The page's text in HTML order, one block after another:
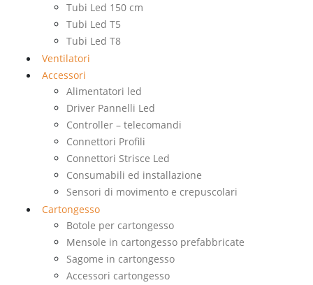
Tubi Led 150 cm
Tubi Led T5
Tubi Led T8
Ventilatori
Accessori
Alimentatori led
Driver Pannelli Led
Controller – telecomandi
Connettori Profili
Connettori Strisce Led
Consumabili ed installazione
Sensori di movimento e crepuscolari
Cartongesso
Botole per cartongesso
Mensole in cartongesso prefabbricate
Sagome in cartongesso
Accessori cartongesso